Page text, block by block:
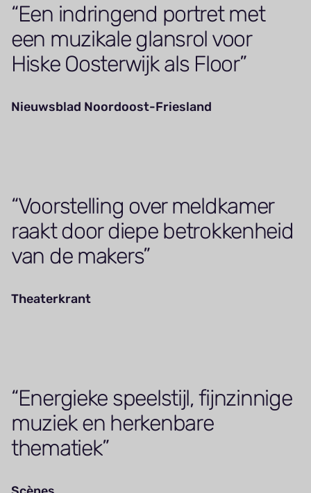
Een indringend portret met
een muzikale glansrol voor
Hiske Oosterwijk als Floor
Nieuwsblad Noordoost-Friesland
Voorstelling over meldkamer
raakt door diepe betrokkenheid
van de makers
Theaterkrant
Energieke speelstijl, fijnzinnige
muziek en herkenbare
thematiek